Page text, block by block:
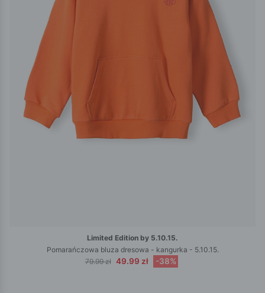
Limited Edition by 5.10.15.
Pomarańczowa bluza dresowa - kangurka - 5.10.15.
79.99 zł 49.99 zł -38%